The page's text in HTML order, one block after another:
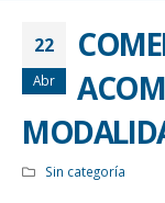
22
Abr
Sin categoría